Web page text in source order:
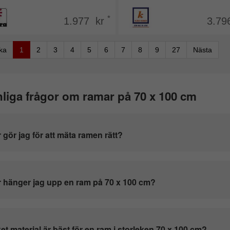
1.977 kr *
1 2 3 4 5 6 7 8 9 27 Nästa
frågor om ramar på 70 x 100 cm
gör jag för att mäta ramen rätt?
hänger jag upp en ram på 70 x 100 cm?